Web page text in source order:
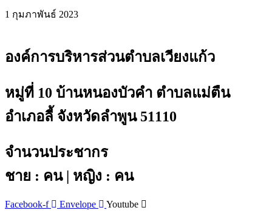
1 กุมภาพันธ์ 2023
องค์การบริหารส่วนตำบลเวียงแก้ว
หมู่ที่ 10 บ้านหนองบัวคำ ตำบลแม่ตืน
อำเภอลี้ จังหวัดลำพูน 51110
จำนวนประชากร
ชาย : คน | หญิง : คน
Facebook-f Envelope Youtube